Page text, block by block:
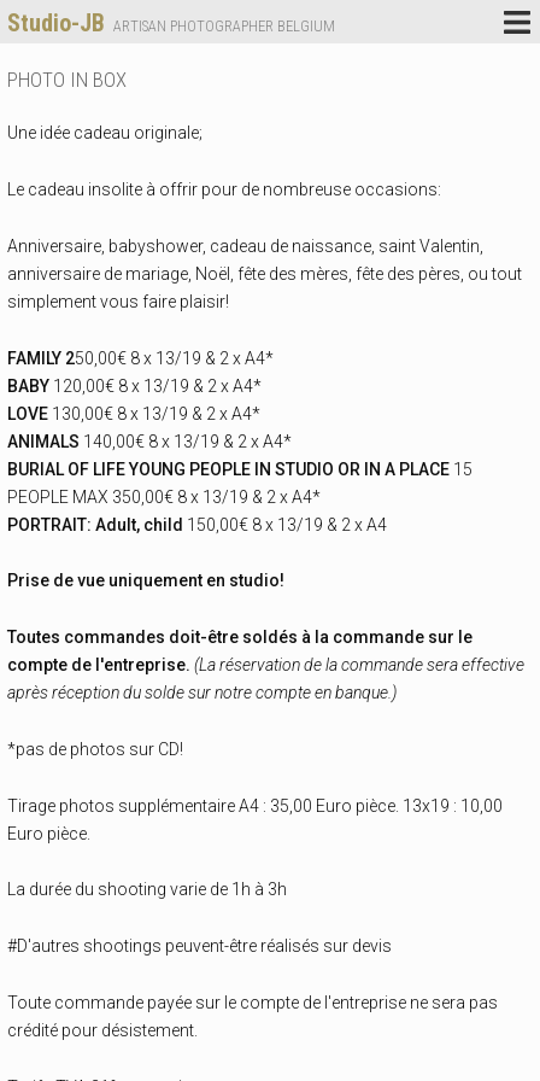
Studio-JB ARTISAN PHOTOGRAPHER BELGIUM
PHOTO IN BOX
Une idée cadeau originale;
Le cadeau insolite à offrir pour de nombreuse occasions:
Anniversaire, babyshower, cadeau de naissance, saint Valentin,
anniversaire de mariage, Noël, fête des mères, fête des pères, ou tout
simplement vous faire plaisir!
FAMILY 250,00€ 8 x 13/19 & 2 x A4*
BABY 120,00€ 8 x 13/19 & 2 x A4*
LOVE 130,00€ 8 x 13/19 & 2 x A4*
ANIMALS 140,00€ 8 x 13/19 & 2 x A4*
BURIAL OF LIFE YOUNG PEOPLE IN STUDIO OR IN A PLACE 15
PEOPLE MAX 350,00€ 8 x 13/19 & 2 x A4*
PORTRAIT: Adult, child 150,00€ 8 x 13/19 & 2 x A4
Prise de vue uniquement en studio!
Toutes commandes doit-être soldés à la commande sur le
compte de l'entreprise. (La réservation de la commande sera effective
après réception du solde sur notre compte en banque.)
*pas de photos sur CD!
Tirage photos supplémentaire A4 : 35,00 Euro pièce. 13x19 : 10,00
Euro pièce.
La durée du shooting varie de 1h à 3h
#D'autres shootings peuvent-être réalisés sur devis
Toute commande payée sur le compte de l'entreprise ne sera pas
crédité pour désistement.